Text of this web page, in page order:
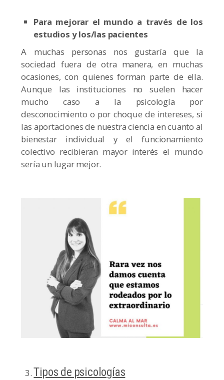
Para mejorar el mundo a través de los
estudios y los/las pacientes
A muchas personas nos gustaría que la
sociedad fuera de otra manera, en muchas
ocasiones, con quienes forman parte de ella.
Aunque las instituciones no suelen hacer
mucho caso a la psicología por
desconocimiento o por choque de intereses, si
las aportaciones de nuestra ciencia en cuanto al
bienestar individual y el funcionamiento
colectivo recibieran mayor interés el mundo
sería un lugar mejor.
Tipos de psicologías